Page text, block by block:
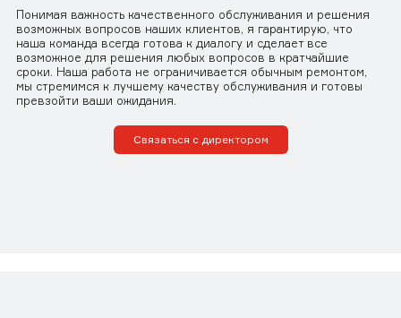
Понимая важность качественного обслуживания и решения
возможных вопросов наших клиентов, я гарантирую, что
наша команда всегда готова к диалогу и сделает все
возможное для решения любых вопросов в кратчайшие
сроки. Наша работа не ограничивается обычным ремонтом,
мы стремимся к лучшему качеству обслуживания и готовы
превзойти ваши ожидания.
Связаться с директором